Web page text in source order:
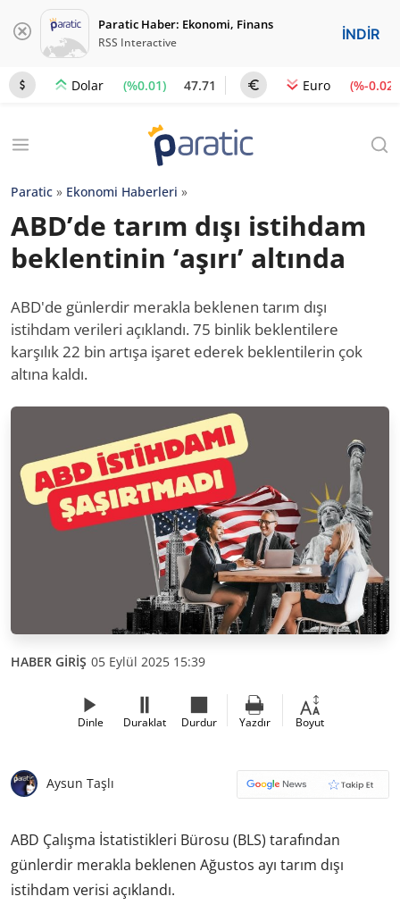
Paratic Haber: Ekonomi, Finans
RSS Interactive İNDİR
Dolar (%0.01) 47.71 Euro (%-0.02)
Paratic » Ekonomi Haberleri »
ABD’de tarım dışı istihdam
beklentinin ‘aşırı’ altında
ABD'de günlerdir merakla beklenen tarım dışı
istihdam verileri açıklandı. 75 binlik beklentilere
karşılık 22 bin artışa işaret ederek beklentilerin çok
altına kaldı.
HABER GİRİŞ 05 Eylül 2025 15:39
Dinle Duraklat Durdur Yazdır Boyut
Aysun Taşlı
ABD Çalışma İstatistikleri Bürosu (BLS) tarafından
günlerdir merakla beklenen Ağustos ayı tarım dışı
istihdam verisi açıklandı.